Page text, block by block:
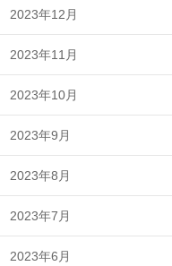
2023年12月
2023年11月
2023年10月
2023年9月
2023年8月
2023年7月
2023年6月